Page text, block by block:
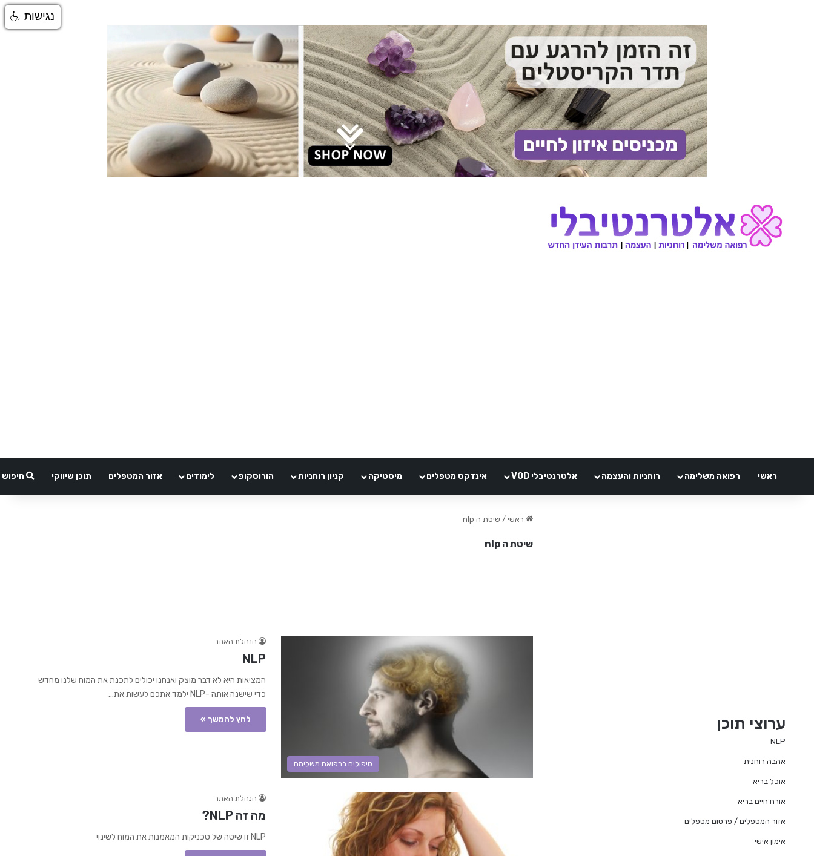
ראשי רפואה משלימה רוחניות והעצמה אלטרנטיבלי VOD אינדקס מטפלים מיסטיקה קניון רוחניות הורוסקופ לימודים אזור המטפלים תוכן שיווקי חיפוש
ראשי / שיטת ה nlp
שיטת ה nlp
טיפולים ברפואה משלימה
הנהלת האתר
NLP
המציאות היא לא דבר מוצק ואנחנו יכולים לתכנת את המוח שלנו מחדש
כדי שישנה אותה -NLP ילמד אתכם לעשות את…
לחץ להמשך »
הנהלת האתר
מה זה NLP?
NLP זו שיטה של טכניקות המאמנות את המוח לשינוי
ערוצי תוכן
NLP
אהבה רוחנית
אוכל בריא
אורח חיים בריא
אזור המטפלים / פרסום מטפלים
אימון אישי
נגישות